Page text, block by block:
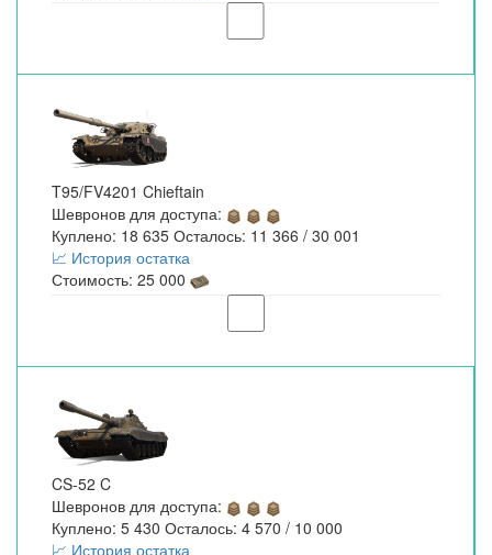
T95/FV4201 Chieftain
Шевронов для доступа:
Куплено: 18 635 Осталось: 11 366 / 30 001
📈 История остатка
Стоимость: 25 000
CS-52 C
Шевронов для доступа:
Куплено: 5 430 Осталось: 4 570 / 10 000
📈 История остатка